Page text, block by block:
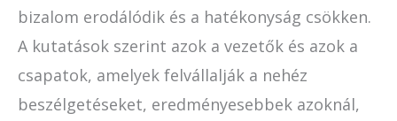
bizalom erodálódik és a hatékonyság csökken.
A kutatások szerint azok a vezetők és azok a
csapatok, amelyek felvállalják a nehéz
beszélgetéseket, eredményesebbek azoknál,